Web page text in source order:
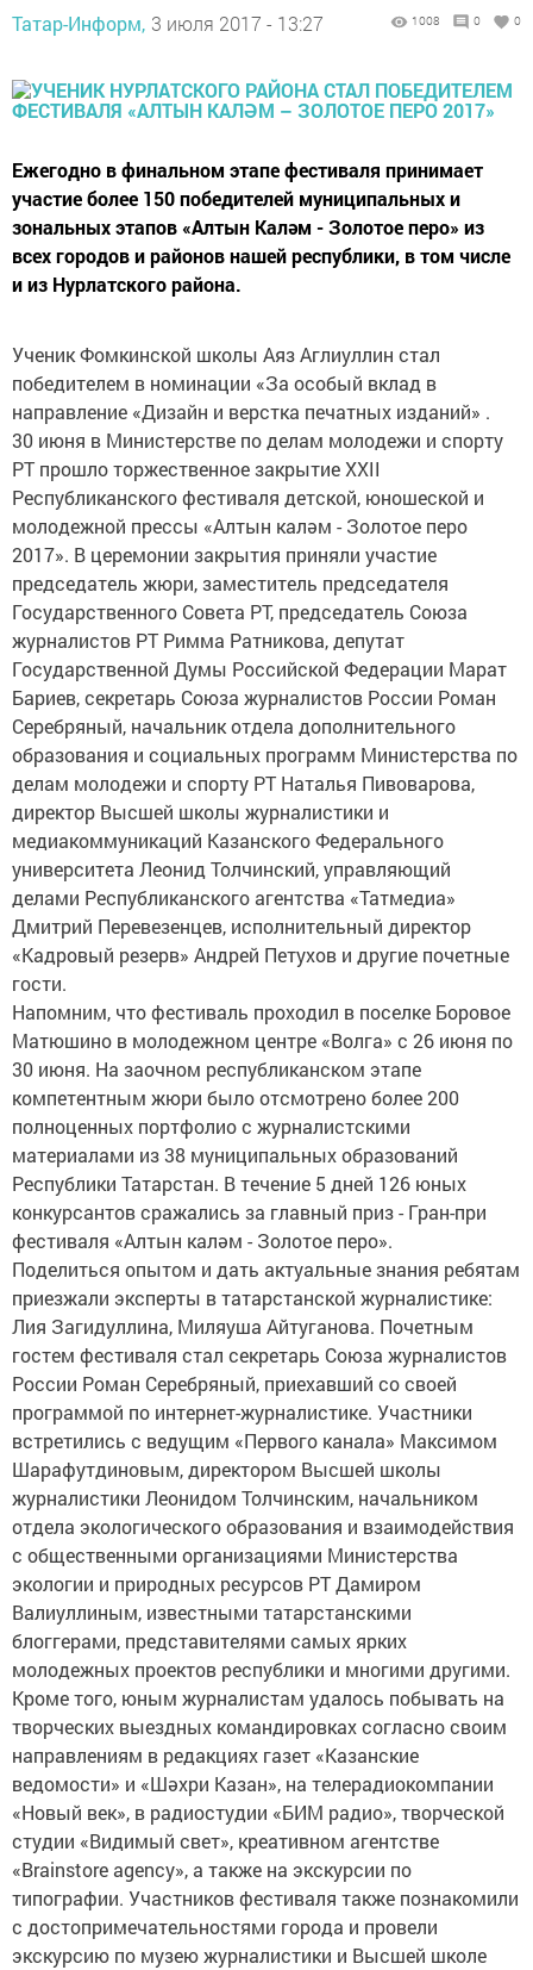
Татар-Информ, 3 июля 2017 - 13:27 1008 0 0
Ежегодно в финальном этапе фестиваля принимает
участие более 150 победителей муниципальных и
зональных этапов «Алтын Каләм - Золотое перо» из
всех городов и районов нашей республики, в том числе
и из Нурлатского района.
Ученик Фомкинской школы Аяз Аглиуллин стал
победителем в номинации «За особый вклад в
направление «Дизайн и верстка печатных изданий» .
30 июня в Министерстве по делам молодежи и спорту
РТ прошло торжественное закрытие XXII
Республиканского фестиваля детской, юношеской и
молодежной прессы «Алтын каләм - Золотое перо
2017». В церемонии закрытия приняли участие
председатель жюри, заместитель председателя
Государственного Совета РТ, председатель Союза
журналистов РТ Римма Ратникова, депутат
Государственной Думы Российской Федерации Марат
Бариев, секретарь Союза журналистов России Роман
Серебряный, начальник отдела дополнительного
образования и социальных программ Министерства по
делам молодежи и спорту РТ Наталья Пивоварова,
директор Высшей школы журналистики и
медиакоммуникаций Казанского Федерального
университета Леонид Толчинский, управляющий
делами Республиканского агентства «Татмедиа»
Дмитрий Перевезенцев, исполнительный директор
«Кадровый резерв» Андрей Петухов и другие почетные
гости.
Напомним, что фестиваль проходил в поселке Боровое
Матюшино в молодежном центре «Волга» с 26 июня по
30 июня. На заочном республиканском этапе
компетентным жюри было отсмотрено более 200
полноценных портфолио с журналистскими
материалами из 38 муниципальных образований
Республики Татарстан. В течение 5 дней 126 юных
конкурсантов сражались за главный приз - Гран-при
фестиваля «Алтын каләм - Золотое перо».
Поделиться опытом и дать актуальные знания ребятам
приезжали эксперты в татарстанской журналистике:
Лия Загидуллина, Миляуша Айтуганова. Почетным
гостем фестиваля стал секретарь Союза журналистов
России Роман Серебряный, приехавший со своей
программой по интернет-журналистике. Участники
встретились с ведущим «Первого канала» Максимом
Шарафутдиновым, директором Высшей школы
журналистики Леонидом Толчинским, начальником
отдела экологического образования и взаимодействия
с общественными организациями Министерства
экологии и природных ресурсов РТ Дамиром
Валиуллиным, известными татарстанскими
блоггерами, представителями самых ярких
молодежных проектов республики и многими другими.
Кроме того, юным журналистам удалось побывать на
творческих выездных командировках согласно своим
направлениям в редакциях газет «Казанские
ведомости» и «Шәхри Казан», на телерадиокомпании
«Новый век», в радиостудии «БИМ радио», творческой
студии «Видимый свет», креативном агентстве
«Brainstore agency», а также на экскурсии по
типографии. Участников фестиваля также познакомили
с достопримечательностями города и провели
экскурсию по музею журналистики и Высшей школе